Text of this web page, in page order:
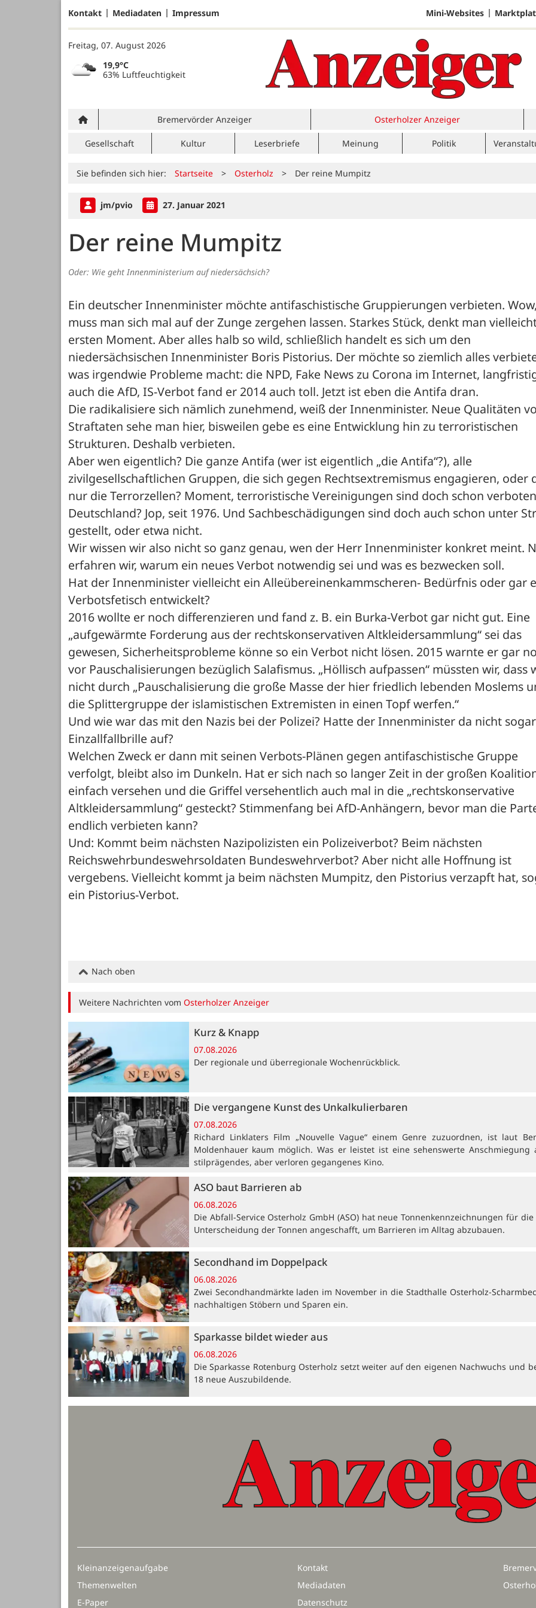
Kontakt Mediadaten Impressum Mini-Websites
Freitag, 07. August 2026
19,9°C
63% Luftfeuchtigkeit
Bremervörder Anzeiger Osterholzer Anzeiger
Gesellschaft Kultur Leserbriefe Meinung Politik
Sie befinden sich hier: Startseite > Osterholz > Der reine Mumpitz
jm/pvio 27. Januar 2021
Der reine Mumpitz
Oder: Wie geht Innenministerium auf niedersächsich?
Ein deutscher Innenminister möchte antifaschistische Gruppierungen verbieten.
muss man sich mal auf der Zunge zergehen lassen. Starkes Stück, denkt man
ersten Moment. Aber alles halb so wild, schließlich handelt es sich um den
niedersächsischen Innenminister Boris Pistorius. Der möchte so ziemlich alles
was irgendwie Probleme macht: die NPD, Fake News zu Corona im Internet,
auch die AfD, IS-Verbot fand er 2014 auch toll. Jetzt ist eben die Antifa dran.
Die radikalisiere sich nämlich zunehmend, weiß der Innenminister. Neue Qualitäten
Straftaten sehe man hier, bisweilen gebe es eine Entwicklung hin zu terroristischen
Strukturen. Deshalb verbieten.
Aber wen eigentlich? Die ganze Antifa (wer ist eigentlich „die Antifa“?), alle
zivilgesellschaftlichen Gruppen, die sich gegen Rechtsextremismus engagieren, oder
nur die Terrorzellen? Moment, terroristische Vereinigungen sind doch schon
Deutschland? Jop, seit 1976. Und Sachbeschädigungen sind doch auch schon unter
gestellt, oder etwa nicht.
Wir wissen wir also nicht so ganz genau, wen der Herr Innenminister konkret meint.
erfahren wir, warum ein neues Verbot notwendig sei und was es bezwecken soll.
Hat der Innenminister vielleicht ein Alleübereinenkammscheren- Bedürfnis oder gar
Verbotsfetisch entwickelt?
2016 wollte er noch differenzieren und fand z. B. ein Burka-Verbot gar nicht gut. Eine
„aufgewärmte Forderung aus der rechtskonservativen Altkleidersammlung“ sei das
gewesen, Sicherheitsprobleme könne so ein Verbot nicht lösen. 2015 warnte er gar
vor Pauschalisierungen bezüglich Salafismus. „Höllisch aufpassen“ müssten wir, dass
nicht durch „Pauschalisierung die große Masse der hier friedlich lebenden Moslems
die Splittergruppe der islamistischen Extremisten in einen Topf werfen.“
Und wie war das mit den Nazis bei der Polizei? Hatte der Innenminister da nicht
Einzallfallbrille auf?
Welchen Zweck er dann mit seinen Verbots-Plänen gegen antifaschistische Gruppe
verfolgt, bleibt also im Dunkeln. Hat er sich nach so langer Zeit in der großen
einfach versehen und die Griffel versehentlich auch mal in die „rechtskonservative
Altkleidersammlung“ gesteckt? Stimmenfang bei AfD-Anhängern, bevor man die
endlich verbieten kann?
Und: Kommt beim nächsten Nazipolizisten ein Polizeiverbot? Beim nächsten
Reichswehrbundeswehrsoldaten Bundeswehrverbot? Aber nicht alle Hoffnung ist
vergebens. Vielleicht kommt ja beim nächsten Mumpitz, den Pistorius verzapft hat,
ein Pistorius-Verbot.
Nach oben
Weitere Nachrichten vomOsterholzer Anzeiger
Kurz & Knapp
07.08.2026
Der regionale und überregionale Wochenrückblick.
Die vergangene Kunst des Unkalkulierbaren
07.08.2026
Richard Linklaters Film „Nouvelle Vague“ einem Genre zuzuordnen, ist laut
Moldenhauer kaum möglich. Was er leistet ist eine sehenswerte Anschmiegung
stilprägendes, aber verloren gegangenes Kino.
ASO baut Barrieren ab
06.08.2026
Die Abfall-Service Osterholz GmbH (ASO) hat neue Tonnenkennzeichnungen für
Unterscheidung der Tonnen angeschafft, um Barrieren im Alltag abzubauen.
Secondhand im Doppelpack
06.08.2026
Zwei Secondhandmärkte laden im November in die Stadthalle Osterholz-
nachhaltigen Stöbern und Sparen ein.
Sparkasse bildet wieder aus
06.08.2026
Die Sparkasse Rotenburg Osterholz setzt weiter auf den eigenen Nachwuchs und
18 neue Auszubildende.
Kleinanzeigenaufgabe
Themenwelten
E-Paper
Kontakt
Mediadaten
Datenschutz